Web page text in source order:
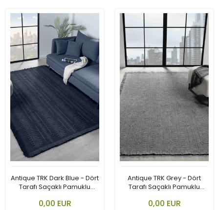
Antique TRK Dark Blue - Dört
Tarafı Saçaklı Pamuklu
0,00 EUR
Antique TRK Grey - Dört
Tarafı Saçaklı Pamuklu
0,00 EUR